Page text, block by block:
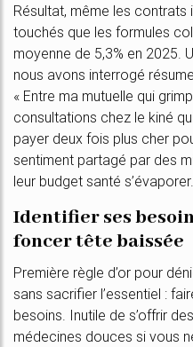
Résultat, même les contrats
touchés que les formules
moyenne de 5,3% en 2025.
nous avons interrogé
« Entre ma mutuelle qui
consultations chez le kiné
payer deux fois plus cher
sentiment partagé par des
leur budget santé s’évaporer.
Identifier ses
foncer tête baissée
Première règle d’or pour
sans sacrifier l’essentiel :
besoins. Inutile de s’offrir
médecines douces si vous